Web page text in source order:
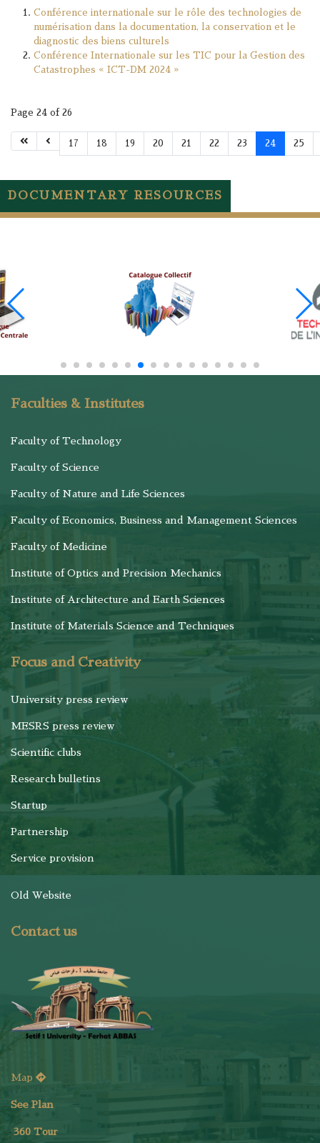
Conférence internationale sur le rôle des technologies de
numérisation dans la documentation, la conservation et le
diagnostic des biens culturels
Conférence Internationale sur les TIC pour la Gestion des
Catastrophes « ICT-DM 2024 »
Page 24 of 26
17 18 19 20 21 22 23 24 25
DOCUMENTARY RESOURCES
Faculties & Institutes
Faculty of Technology
Faculty of Science
Faculty of Nature and Life Sciences
Faculty of Economics, Business and Management Sciences
Faculty of Medicine
Institute of Optics and Precision Mechanics
Institute of Architecture and Earth Sciences
Institute of Materials Science and Techniques
Focus and Creativity
University press review
MESRS press review
Scientific clubs
Research bulletins
Startup
Partnership
Service provision
Old Website
Contact us
Map
See Plan
360 Tour